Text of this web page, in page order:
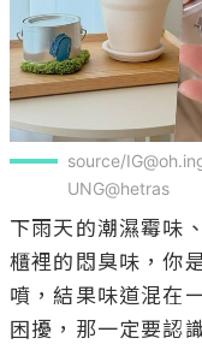
source/
UNG@hetras
下雨天的潮濕霉味
櫃裡的悶臭味，你
噴，結果味道混在
困擾，那一定要認